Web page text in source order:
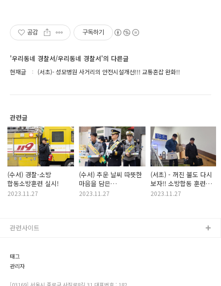
공감 구독하기
'우리동네 경찰서/우리동네 경찰서'의 다른글
현재글 (서초)- 성모병원 사거리의 안전시설개선!!! 교통혼잡 완화!!
관련글
(수서) 경찰-소방
합동소방훈련 실시!
2023.11.27
(수서) 추운 날씨 따뜻한
마음을 담은
교통안전캠페인
2023.11.27
(서초) - 꺼진 불도 다시
보자!! 소방합동 훈련
실시!!
2023.11.27
태그
관리자
[03169] 서울시 종로구 사직로8길 31 대표번호 : 182
관련사이트